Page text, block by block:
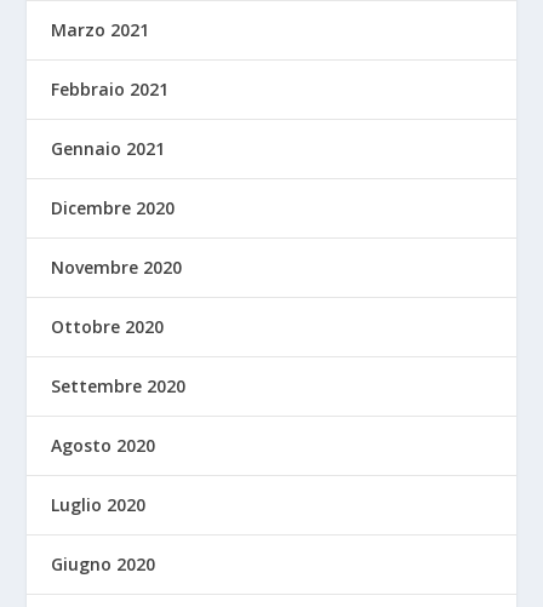
Marzo 2021
Febbraio 2021
Gennaio 2021
Dicembre 2020
Novembre 2020
Ottobre 2020
Settembre 2020
Agosto 2020
Luglio 2020
Giugno 2020